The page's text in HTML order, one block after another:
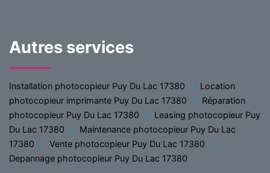
Autres services
Installation photocopieur Puy Du Lac 17380
Location
photocopieur imprimante Puy Du Lac 17380
Réparation
photocopieur Puy Du Lac 17380
Leasing photocopieur Puy
Du Lac 17380
Maintenance photocopieur Puy Du Lac
17380
Vente photocopieur Puy Du Lac 17380
Depannage photocopieur Puy Du Lac 17380